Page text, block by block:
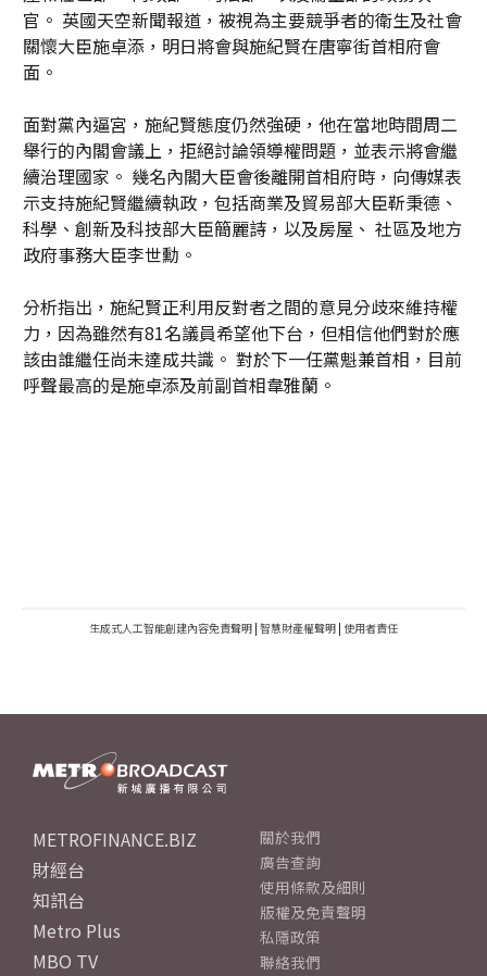
官。 英國天空新聞報道，被視為主要競爭者的衛生及社會
關懷大臣施卓添，明日將會與施紀賢在唐寧街首相府會
面。
面對黨內逼宮，施紀賢態度仍然強硬，他在當地時間周二
舉行的內閣會議上，拒絕討論領導權問題，並表示將會繼
續治理國家。 幾名內閣大臣會後離開首相府時，向傳媒表
示支持施紀賢繼續執政，包括商業及貿易部大臣靳秉德、
科學、創新及科技部大臣簡麗詩，以及房屋、 社區及地方
政府事務大臣李世勳。
分析指出，施紀賢正利用反對者之間的意見分歧來維持權
力，因為雖然有81名議員希望他下台，但相信他們對於應
該由誰繼任尚未達成共識。 對於下一任黨魁兼首相，目前
呼聲最高的是施卓添及前副首相韋雅蘭。
生成式人工智能創建內容免責聲明 | 智慧財產權聲明 | 使用者責任
METROFINANCE.BIZ
財經台
知訊台
Metro Plus
MBO TV
關於我們
廣告查詢
使用條款及細則
版權及免責聲明
私隱政策
聯絡我們